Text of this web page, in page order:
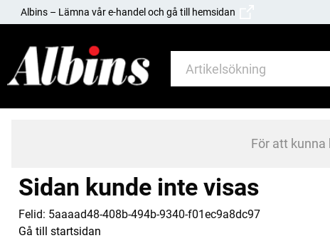
Albins – Lämna vår e-handel och gå till hemsidan
För att kunna
Sidan kunde inte visas
Felid: 5aaaad48-408b-494b-9340-f01ec9a8dc97
Gå till startsidan